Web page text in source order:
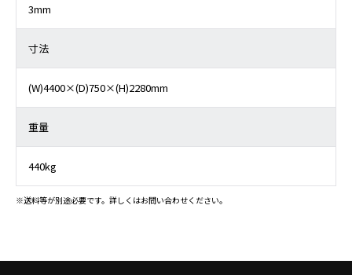
3mm
寸法
(W)4400×(D)750×(H)2280mm
重量
440kg
※送料等が別途必要です。詳しくはお問い合わせください。